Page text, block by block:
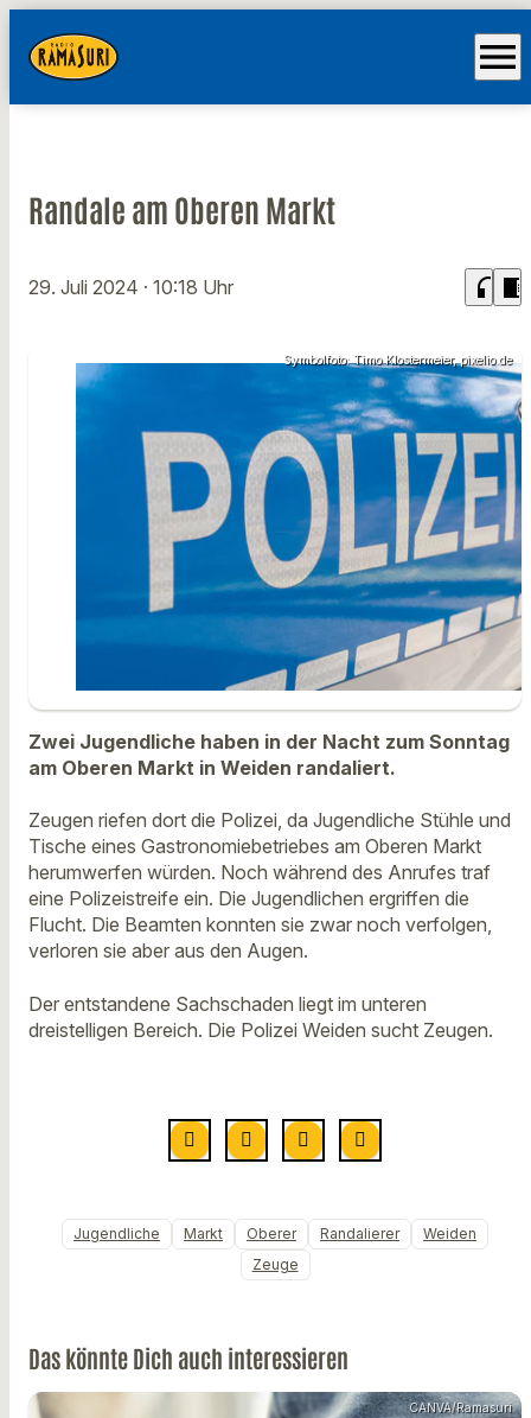
menu
Randale am Oberen Markt
29. Juli 2024 · 10:18 Uhr headphones chrome_reader_mode
Symbolfoto: Timo Klostermeier, pixelio.de
Zwei Jugendliche haben in der Nacht zum Sonntag
am Oberen Markt in Weiden randaliert.
Zeugen riefen dort die Polizei, da Jugendliche Stühle und
Tische eines Gastronomiebetriebes am Oberen Markt
herumwerfen würden. Noch während des Anrufes traf
eine Polizeistreife ein. Die Jugendlichen ergriffen die
Flucht. Die Beamten konnten sie zwar noch verfolgen,
verloren sie aber aus den Augen.
Der entstandene Sachschaden liegt im unteren
dreistelligen Bereich. Die Polizei Weiden sucht Zeugen.
Jugendliche Markt Oberer Randalierer
Weiden
Zeuge
Das könnte Dich auch interessieren
CANVA/Ramasuri